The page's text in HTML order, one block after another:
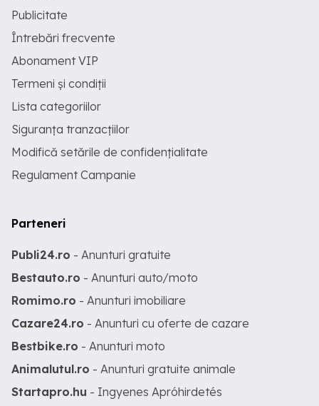
Publicitate
Întrebări frecvente
Abonament VIP
Termeni și condiții
Lista categoriilor
Siguranța tranzacțiilor
Modifică setările de confidențialitate
Regulament Campanie
Parteneri
Publi24.ro - Anunturi gratuite
Bestauto.ro - Anunturi auto/moto
Romimo.ro - Anunturi imobiliare
Cazare24.ro - Anunturi cu oferte de cazare
Bestbike.ro - Anunturi moto
Animalutul.ro - Anunturi gratuite animale
Startapro.hu - Ingyenes Apróhirdetés